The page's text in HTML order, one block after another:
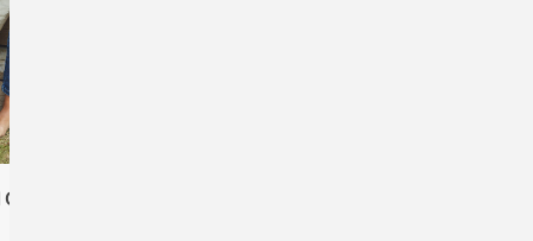
Kids Zip